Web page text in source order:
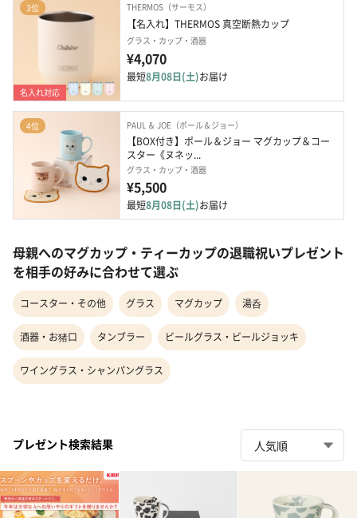
3位
名入れ対応
THERMOS（サーモス）
【名入れ】THERMOS 真空断熱カップ
グラス・カップ・酒器
¥4,070
最短8月08日(土)お届け
4位 PAUL ＆ JOE（ポール＆ジョー）
【BOX付き】ポール＆ジョー マグカップ＆コー
スター《ヌネッ...
グラス・カップ・酒器
¥5,500
最短8月08日(土)お届け
母親へのマグカップ・ティーカップの退職祝いプレゼント
を相手の好みに合わせて選ぶ
コースター・その他 グラス マグカップ 湯呑
酒器・お猪口 タンブラー ビールグラス・ビールジョッキ
ワイングラス・シャンパングラス
プレゼント検索結果